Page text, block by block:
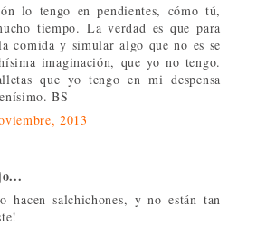
lo tengo en pendientes, cómo tú,
tiempo. La verdad es que para
comida y simular algo que no es se
imaginación, que yo no tengo.
que yo tengo en mi despensa
BS
2013
hacen salchichones, y no están tan